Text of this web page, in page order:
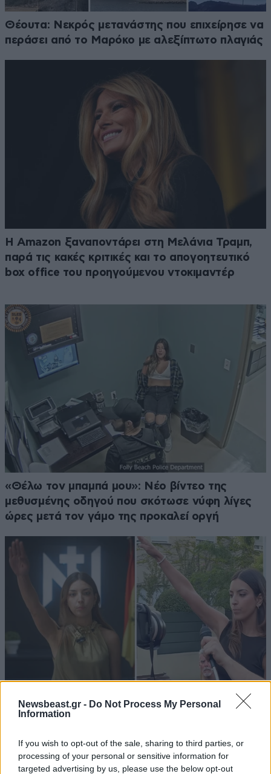
Newsbeast.gr - Do Not Process My Personal
Information
If you wish to opt-out of the sale, sharing to third parties, or
processing of your personal or sensitive information for
targeted advertising by us, please use the below opt-out
Θέουτα: Νεκρός μετανάστης που επιχείρησε να
περάσει από το Μαρόκο με αλεξίπτωτο πλαγιάς
Η Amazon ξαναποντάρει στη Μελάνια Τραμπ,
παρά τις κακές κριτικές και το απογοητευτικό
box office του προηγούμενου ντοκιμαντέρ
«Θέλω τον μπαμπά μου»: Νέο βίντεο της
μεθυσμένης οδηγού που σκότωσε νύφη λίγες
ώρες μετά τον γάμο της προκαλεί οργή
Ο ναζιστικός χαιρετισμός της ακτιβίστριας
Μαρόκου που ξεσήκωσε θύελλα